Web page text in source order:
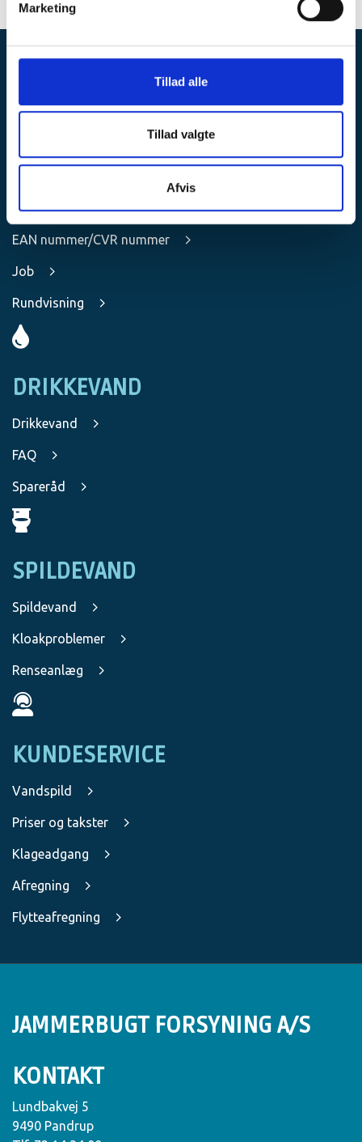
Marketing
Tillad alle
Tillad valgte
Afvis
Medarbejdere
EAN nummer/CVR nummer
Job
Rundvisning
DRIKKEVAND
Drikkevand
FAQ
Spareråd
SPILDEVAND
Spildevand
Kloakproblemer
Renseanlæg
KUNDESERVICE
Vandspild
Priser og takster
Klageadgang
Afregning
Flytteafregning
JAMMERBUGT FORSYNING A/S
KONTAKT
Lundbakvej 5
9490 Pandrup